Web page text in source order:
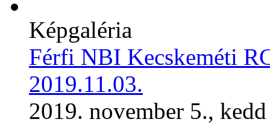
Képgaléria
Férfi NBI Kecskeméti
2019.11.03.
2019. november 5., kedd